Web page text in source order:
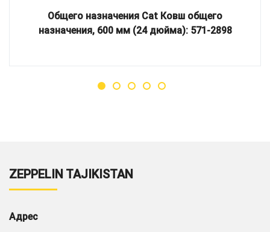
Общего назначения Cat Ковш общего
назначения, 600 мм (24 дюйма): 571-2898
ZEPPELIN TAJIKISTAN
Адрес